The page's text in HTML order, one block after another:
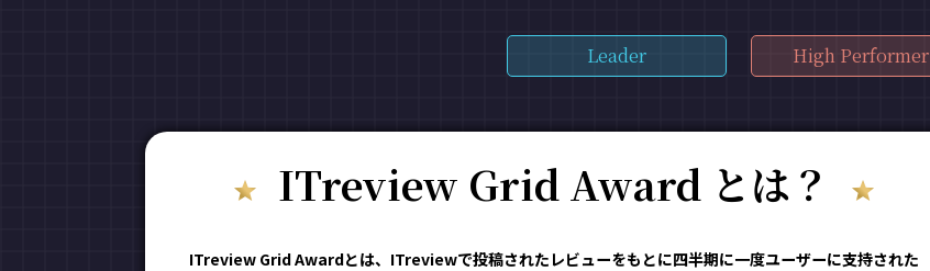
Leader High Performer
ITreview Grid Award とは？
ITreview Grid Awardとは、ITreviewで投稿されたレビューをもとに四半期に一度ユーザーに支持された